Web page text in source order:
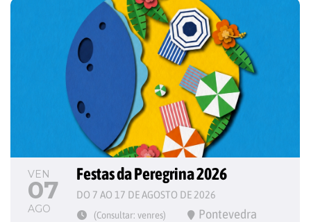
VEN
07
AGO
Festas da Peregrina 2026
DO 7 AO 17 DE AGOSTO DE 2026
(Consultar: venres) Pontevedra